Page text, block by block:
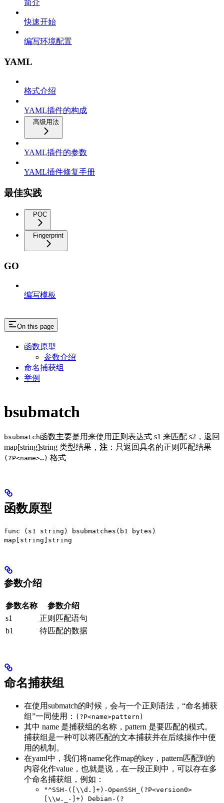
简介
快速开始
编写环境配置
YAML
格式介绍
YAML插件的构成
高级用法
YAML插件的参数
YAML插件修复手册
最佳实践
POC
Fingerprint
GO
编写模板
On this page
函数原型
参数介绍
命名捕获组
举例
bsubmatch
bsubmatch函数主要是用来使用正则表达式 s1 来匹配 s2，返回
map[string]string 类型结果， 注 ：只返回具名的正则匹配结果
(?P<name>…) 格式
函数原型
func (s1 string) bsubmatches(b1 bytes)
map[string]string
参数介绍
参数名称
参数介绍
s1
正则匹配语句
b1
待匹配的数据
命名捕获组
在使用submatch的时候，会与一个正则语法，“命名捕获
组”一同使用： (?P<name>pattern)
其中 name 是捕获组的名称，pattern 是要匹配的模式。
捕获组是一种可以将匹配的文本捕获并在后续操作中使
用的机制。
在yaml中，我们将name化作map的key，pattern匹配到的
内容化作value，也就是说，在一段正则中，可以存在多
个命名捕获组，例如：
"^SSH-([\\d.]+)-OpenSSH_(?P<version0>
[\\w._-]+) Debian-(?